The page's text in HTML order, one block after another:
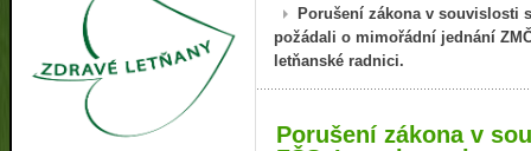
Porušení zákona v souvislosti
požádali o mimořádní jednání
letňanské radnici.
Porušení zákona v